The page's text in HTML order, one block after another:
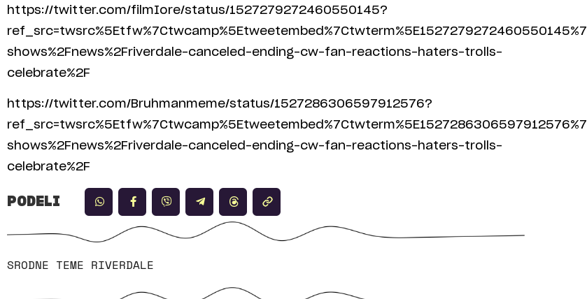
https://twitter.com/filmIore/status/1527279272460550145?
shows%2Fnews%2Friverdale-canceled-ending-cw-fan-reactions-haters-trolls-
celebrate%2F
https://twitter.com/Bruhmanmeme/status/1527286306597912576?
shows%2Fnews%2Friverdale-canceled-ending-cw-fan-reactions-haters-trolls-
celebrate%2F
PODELI
SRODNE TEME RIVERDALE